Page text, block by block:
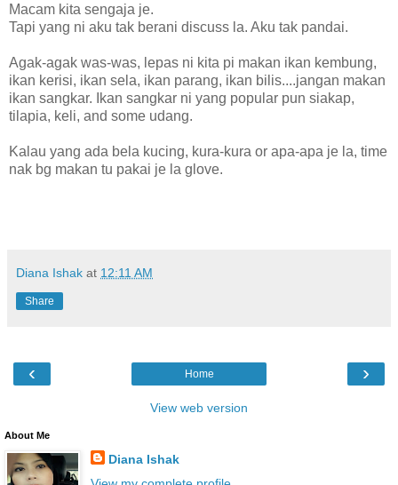
Macam kita sengaja je.
Tapi yang ni aku tak berani discuss la. Aku tak pandai.
Agak-agak was-was, lepas ni kita pi makan ikan kembung,
ikan kerisi, ikan sela, ikan parang, ikan bilis....jangan makan
ikan sangkar. Ikan sangkar ni yang popular pun siakap,
tilapia, keli, and some udang.
Kalau yang ada bela kucing, kura-kura or apa-apa je la, time
nak bg makan tu pakai je la glove.
Diana Ishak at 12:11 AM
Share
‹ ›
Home
View web version
About Me
Diana Ishak